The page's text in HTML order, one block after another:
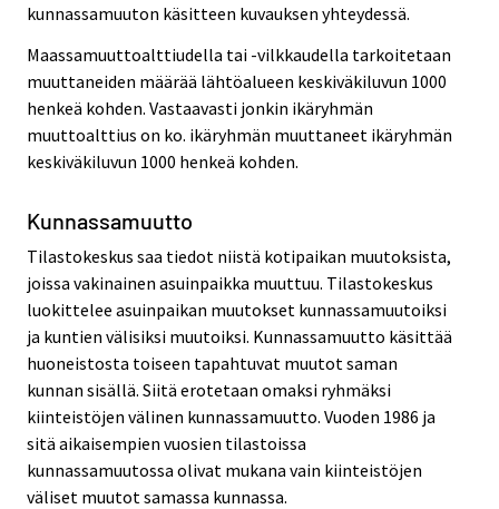
kunnassamuuton käsitteen kuvauksen yhteydessä.
Maassamuuttoalttiudella tai -vilkkaudella tarkoitetaan
muuttaneiden määrää lähtöalueen keskiväkiluvun 1000
henkeä kohden. Vastaavasti jonkin ikäryhmän
muuttoalttius on ko. ikäryhmän muuttaneet ikäryhmän
keskiväkiluvun 1000 henkeä kohden.
Kunnassamuutto
Tilastokeskus saa tiedot niistä kotipaikan muutoksista,
joissa vakinainen asuinpaikka muuttuu. Tilastokeskus
luokittelee asuinpaikan muutokset kunnassamuutoiksi
ja kuntien välisiksi muutoiksi. Kunnassamuutto käsittää
huoneistosta toiseen tapahtuvat muutot saman
kunnan sisällä. Siitä erotetaan omaksi ryhmäksi
kiinteistöjen välinen kunnassamuutto. Vuoden 1986 ja
sitä aikaisempien vuosien tilastoissa
kunnassamuutossa olivat mukana vain kiinteistöjen
väliset muutot samassa kunnassa.